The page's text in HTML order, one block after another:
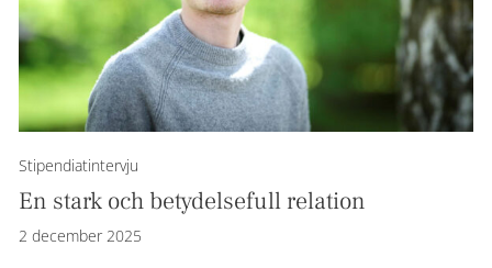
Stipendiatintervju
En stark och betydelsefull relation
2 december 2025